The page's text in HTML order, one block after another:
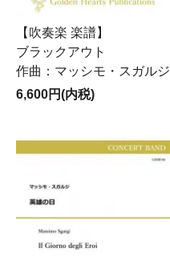
【吹奏楽 楽譜】
ブラックアウト
作曲：マッシモ・スガルジ
6,600円(内税)